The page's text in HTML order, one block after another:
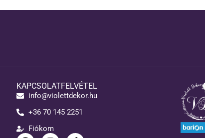
KAPCSOLATFELVÉTEL
info@violettdekor.hu
+36 70 145 2251
Fiókom